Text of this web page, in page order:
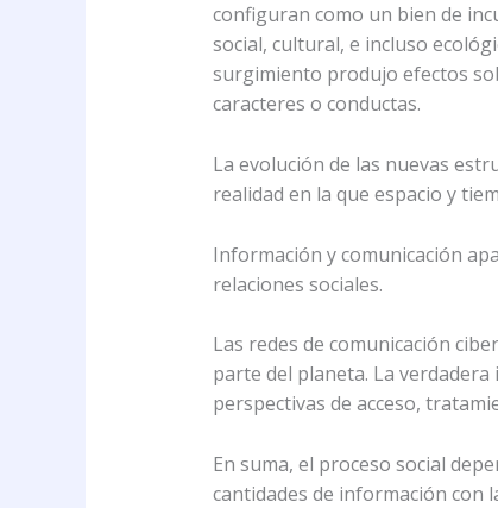
configuran como un bien de
social, cultural, e incluso
surgimiento produjo efectos
caracteres o conductas.
La evolución de las nuevas
realidad en la que espacio y
Información y comunicación
relaciones sociales.
Las redes de comunicación
parte del planeta. La
perspectivas de acceso,
En suma, el proceso social
cantidades de información con